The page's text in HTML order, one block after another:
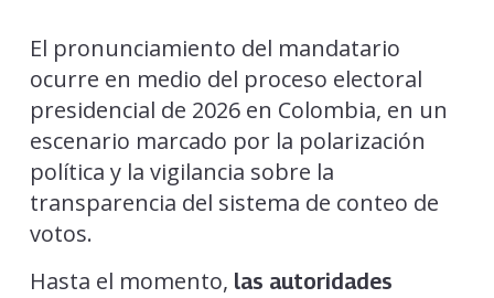
El pronunciamiento del mandatario
ocurre en medio del proceso electoral
presidencial de 2026 en Colombia, en un
escenario marcado por la polarización
política y la vigilancia sobre la
transparencia del sistema de conteo de
votos.
Hasta el momento, las autoridades